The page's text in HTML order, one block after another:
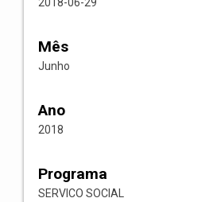
Mês
Junho
Ano
2018
Programa
SERVICO SOCIAL